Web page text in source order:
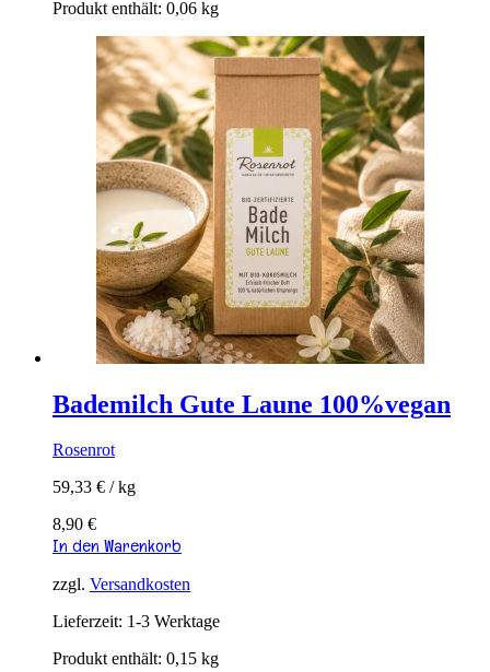
Produkt enthält: 0,06 kg
Bademilch Gute Laune 100%vegan
Rosenrot
59,33 € /kg
8,90 €
In den Warenkorb
zzgl. Versandkosten
Lieferzeit: 1-3 Werktage
Produkt enthält: 0,15 kg